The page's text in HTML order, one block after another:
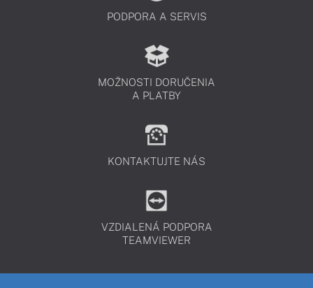
PODPORA A SERVIS
MOŽNOSTI DORUČENIA
A PLATBY
KONTAKTUJTE NÁS
VZDIALENÁ PODPORA
TEAMVIEWER